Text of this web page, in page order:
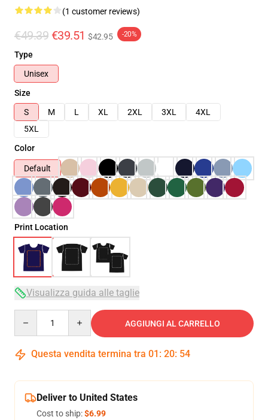
(1 customer reviews)
€49.39 €39.51 $42.95 -20%
Type
Unisex
Size
S
M L XL 2XL 3XL
4XL
5XL
Color
Default
Print Location
Visualizza guida alle taglie
AGGIUNGI AL CARRELLO
Questa vendita termina tra 01 : 20: 53
Deliver to United States
Cost to ship:$6.99